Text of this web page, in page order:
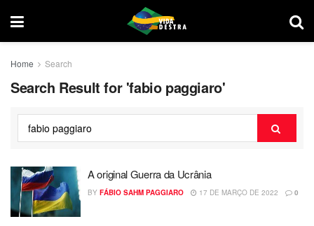
Home Search
Search Result for 'fabio paggiaro'
A original Guerra da Ucrânia
BY FÁBIO SAHM PAGGIARO 17 DE MARÇO DE 2022 0